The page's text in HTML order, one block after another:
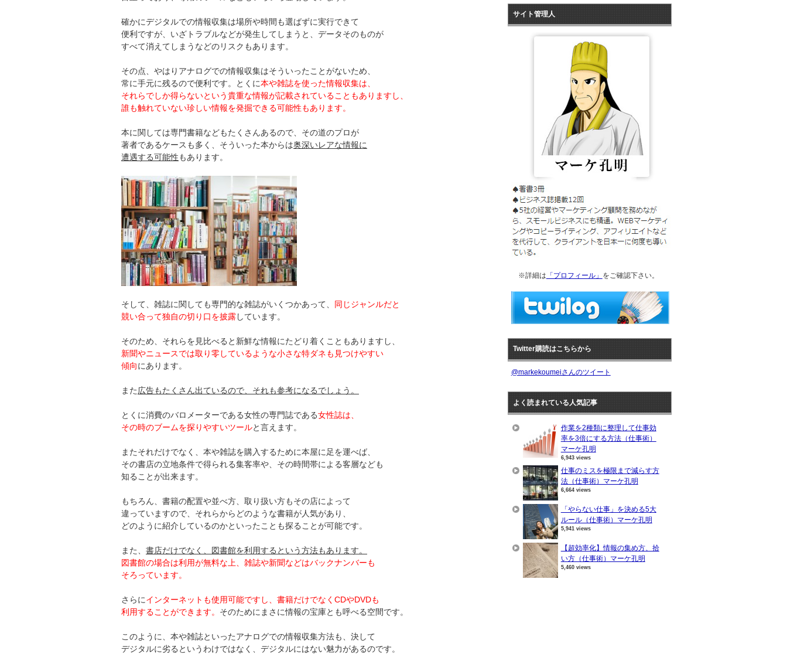
確かにデジタルでの情報収集は場所や時間も選ばずに実行できて
便利ですが、いざトラブルなどが発生してしまうと、データそのものが
すべて消えてしまうなどのリスクもあります。
その点、やはりアナログでの情報収集はそういったことがないため、
常に手元に残るので便利です。とくに本や雑誌を使った情報収集は、
それらでしか得らないという貴重な情報が記載されていることもありますし、
誰も触れていない珍しい情報を発掘できる可能性もあります。
本に関しては専門書籍などもたくさんあるので、その道のプロが
著者であるケースも多く、そういった本からは奥深いレアな情報に
遭遇する可能性もあります。
そして、雑誌に関しても専門的な雑誌がいくつかあって、 同じジャンルだと
競い合って独自の切り口を披露しています。
そのため、それらを見比べると新鮮な情報にたどり着くこともありますし、
新聞やニュースでは取り零しているような小さな特ダネも見つけやすい
傾向にあります。
また広告もたくさん出ているので、それも参考になるでしょう。
とくに消費のバロメーターである女性の専門誌である女性誌は、
その時のブームを探りやすいツールと言えます。
またそれだけでなく、本や雑誌を購入するために本屋に足を運べば、
その書店の立地条件で得られる集客率や、その時間帯による客層なども
知ることが出来ます。
もちろん、書籍の配置や並べ方、取り扱い方もその店によって
違っていますので、それらからどのような書籍が人気があり、
どのように紹介しているのかといったことも探ることが可能です。
また、 書店だけでなく、図書館を利用するという方法もあります。
図書館の場合は利用が無料な上、雑誌や新聞などはバックナンバーも
そろっています。
さらにインターネットも使用可能ですし、書籍だけでなくCDやDVDも
利用することができます。 そのためにまさに情報の宝庫とも呼べる空間です。
このように、本や雑誌といったアナログでの情報収集方法も、決して
デジタルに劣るというわけではなく、デジタルにはない魅力があるのです。
サイト管理人
※詳細は 「プロフィール」 をご確認下さい。
Twitter購読はこちらから
@markekoumeiさんのツイート
よく読まれている人気記事
作業を2種類に整理して仕事効
率を3倍にする方法（仕事術）
マーケ孔明
6,943 views
仕事のミスを極限まで減らす方
法（仕事術）マーケ孔明
6,664 views
「やらない仕事」を決める5大
ルール（仕事術）マーケ孔明
5,941 views
【超効率化】情報の集め方、拾
い方（仕事術）マーケ孔明
5,460 views